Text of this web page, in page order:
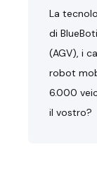
La
di
(AGV), i
robot
6.000
il vostro?